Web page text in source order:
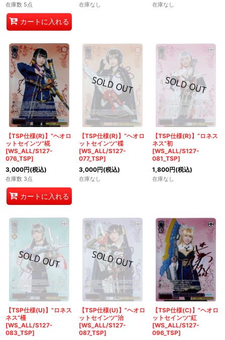
在庫数 5点
カートに入れる
在庫なし 在庫なし
【TSP仕様(R)】“ヘオロ
ットセインツ”椛
[WS_ALL/S127-
076_TSP]
3,000円(税込)
在庫数 3点
カートに入れる
【TSP仕様(R)】“ヘオロ
ットセインツ”楪
[WS_ALL/S127-
077_TSP]
3,000円(税込)
在庫なし
【TSP仕様(R)】“ロネス
ネス”初
[WS_ALL/S127-
081_TSP]
1,800円(税込)
在庫なし
【TSP仕様(U)】“ロネス
ネス”槿
[WS_ALL/S127-
083_TSP]
【TSP仕様(U)】“ヘオロ
ットセインツ”治
[WS_ALL/S127-
087_TSP]
【TSP仕様(C)】“ヘオロ
ットセインツ”紅
[WS_ALL/S127-
096_TSP]